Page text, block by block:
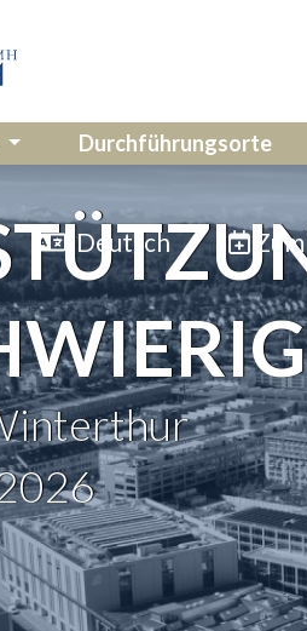
Durchführungsorte
Deutsch